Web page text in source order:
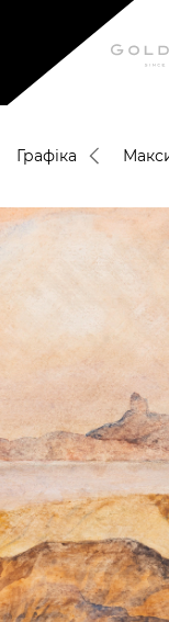
Графіка